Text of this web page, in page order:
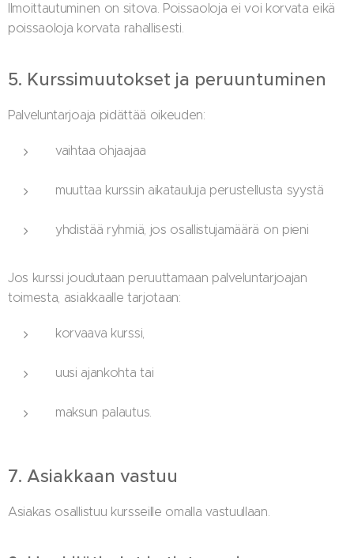
Ilmoittautuminen on sitova. Poissaoloja ei voi korvata eikä
poissaoloja korvata rahallisesti.
5. Kurssimuutokset ja peruuntuminen
Palveluntarjoaja pidättää oikeuden:
vaihtaa ohjaajaa
muuttaa kurssin aikatauluja perustellusta syystä
yhdistää ryhmiä, jos osallistujamäärä on pieni
Jos kurssi joudutaan peruuttamaan palveluntarjoajan
toimesta, asiakkaalle tarjotaan:
korvaava kurssi,
uusi ajankohta tai
maksun palautus.
7. Asiakkaan vastuu
Asiakas osallistuu kursseille omalla vastuullaan.